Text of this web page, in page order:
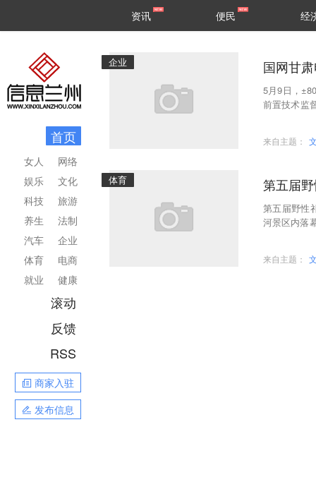
区县
资讯 便民 经
首页
网络
文化
旅游
法制
企业
电商
健康
女人
娱乐
科技
养生
汽车
体育
就业
滚动
反馈
RSS
商家入驻
发布信息
企业 国网甘
5月9日，
前置技术监
来自主题：
体育 第五届
第五届野性
河景区内落
来自主题：